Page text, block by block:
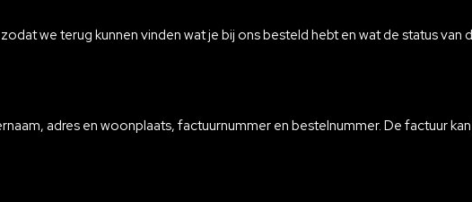
we terug kunnen vinden wat je bij ons besteld hebt en wat de status van
adres en woonplaats, factuurnummer en bestelnummer. De factuur